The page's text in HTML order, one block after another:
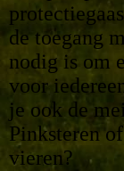
de toegang
nodig is om
voor
je ook de
Pinksteren
vieren?